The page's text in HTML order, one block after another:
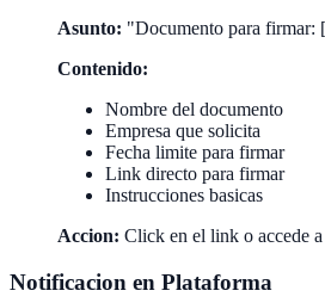
Asunto: "Documento para firmar:
Contenido:
Nombre del documento
Empresa que solicita
Fecha limite para firmar
Link directo para firmar
Instrucciones basicas
Accion: Click en el link o accede
Notificacion en Plataforma